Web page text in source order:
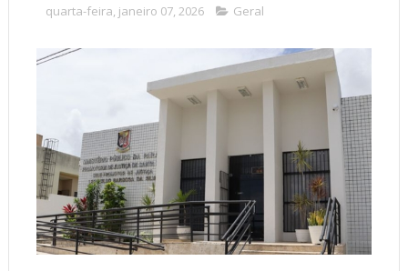
quarta-feira, janeiro 07, 2026 Geral